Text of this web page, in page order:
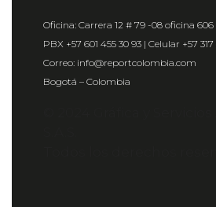
Oficina: Carrera 12 # 79 -08 oficina 606
PBX +57 601 455 30 93 | Celular +57
Correo: info@reportcolombia.com
Bogotá – Colombia